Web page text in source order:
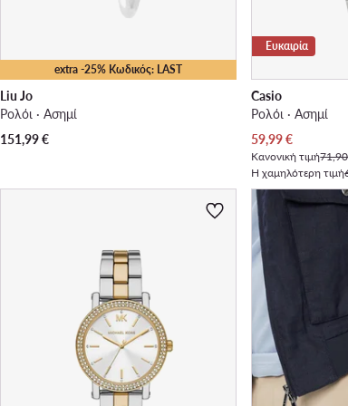
extra -25% Κωδικός: LAST
Liu Jo
Ρολόι · Ασημί
151,99€
Ευκαιρία
Casio
Ρολόι · Ασημί
Τρέχουσα τιμή
59,99€
Κανονική τιμή
Η χαμηλότερη τιμή